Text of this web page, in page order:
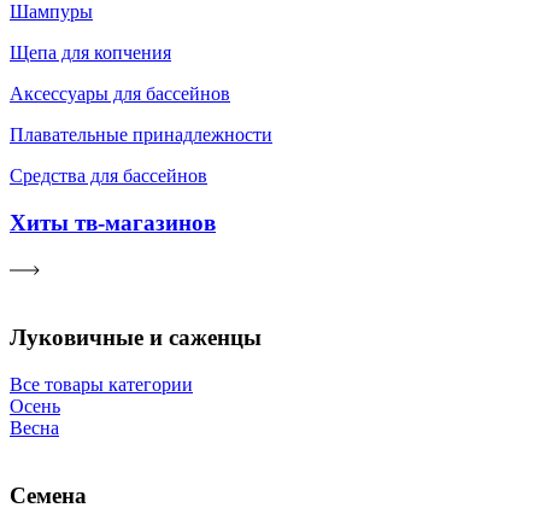
Шампуры
Щепа для копчения
Аксессуары для бассейнов
Плавательные принадлежности
Средства для бассейнов
Хиты тв-магазинов
Луковичные и саженцы
Все товары категории
Осень
Весна
Семена